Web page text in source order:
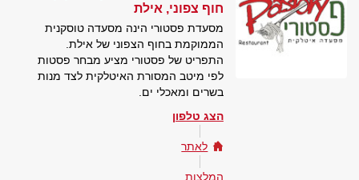
חוף צפוני, אילת
מסעדת פסטורי הינה מסעדה טוסקנית
הממוקמת בחוף הצפוני של אילת.
התפריט של פסטורי מציע מבחר פסטות
לפי מיטב המסורת האיטלקית לצד מנות
בשרים ומאכלי ים.
הצג טלפון
לאתר
המלצות